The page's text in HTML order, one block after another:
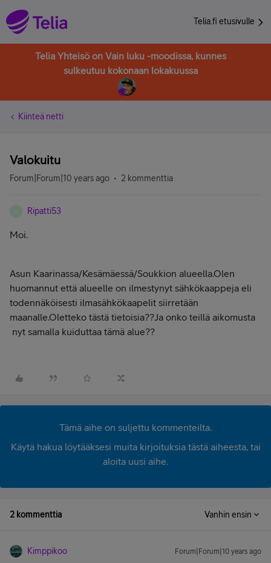
Telia.fi etusivulle
Telia Yhteisö on Vain luku -moodissa, kunnes
sulkeutuu kokonaan lokakuussa
Kiinteä netti
Valokuitu
Forum|Forum|10 years ago 2 kommenttia
Ripatti53
Moi.
Asun Kaarinassa/Kesämäessä/Soukkion alueella.Olen
huomannut että alueelle on ilmestynyt sähkökaappeja eli
todennäköisesti ilmasähkökaapelit siirretään
maanalle.Oletteko tästä tietoisia??Ja onko teillä aikomusta
nyt samalla kuiduttaa tämä alue??
Tämä aihe on suljettu kommenteilta.
Käytä hakua löytääksesi muita kirjoituksia tästä aiheesta, tai
aloita uusi aihe.
2 kommenttia Vanhin ensin
Kimppikoo Forum|Forum|10 years ago